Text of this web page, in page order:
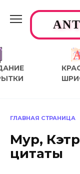
содержанию
ГЛАВНАЯ СТРАНИЦА
Мур,
цитаты